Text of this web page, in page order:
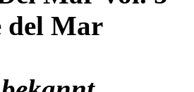
del Mar